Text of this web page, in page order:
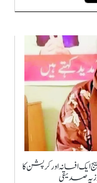
افسانہ اور کرپشن کا
صدیقی